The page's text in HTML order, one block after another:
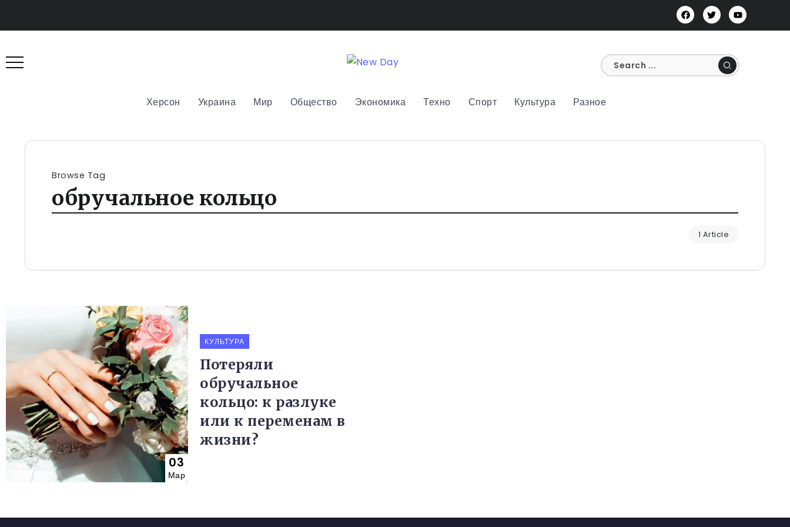
Херсон Украина Мир Общество Экономика Техно Спорт Культура Разное
Browse Tag
обручальное кольцо
1 Article
03
Мар
КУЛЬТУРА
Потеряли
обручальное
кольцо: к разлуке
или к переменам в
жизни?